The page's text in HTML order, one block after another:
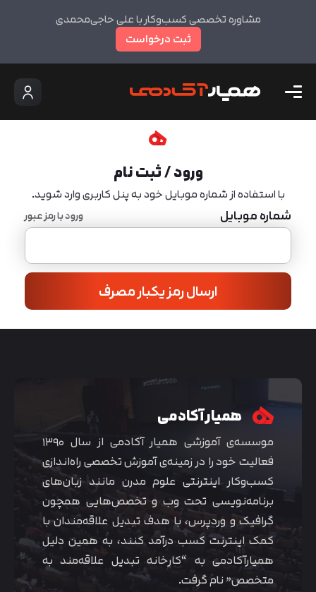
مشاوره تخصصی کسب‌وکار با علی حاجی‌محمدی
ثبت درخواست
ورود / ثبت نام
با استفاده از شماره موبایل خود به پنل کاربری وارد شوید.
شماره موبایل ورود با رمز عبور
ارسال رمز یکبار مصرف
همیار آکادمی
موسسه‌ی آموزشی همیار آکادمی از سال ۱۳۹۰
فعالیت خود را در زمینه‌ی آموزش تخصصی راه‌اندازی
کسب‌و‌کار اینترنتی علوم مدرن مانند زبان‌های
برنامه‌نویسی تحت وب و تخصص‌هایی همچون
گرافیک و وردپرس، با هدف تبدیل علاقه‌مندان با
کمک اینترنت کسب درآمد کنند، به همین دلیل
همیارآکادمی به “کارخانه تبدیل علاقه‌مند به
متخصص” نام گرفت.
متوجه شدم